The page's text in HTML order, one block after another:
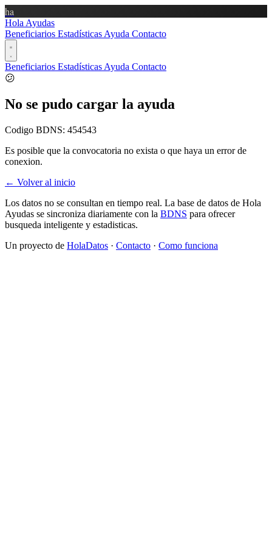
ha
Hola Ayudas
Beneficiarios Estadísticas Ayuda Contacto
Beneficiarios Estadísticas Ayuda Contacto
😕
No se pudo cargar la ayuda
Codigo BDNS: 454543
Es posible que la convocatoria no exista o que haya un error de
conexion.
← Volver al inicio
Los datos no se consultan en tiempo real. La base de datos de Hola
Ayudas se sincroniza diariamente con la BDNS para ofrecer
busqueda inteligente y estadisticas.
Un proyecto de HolaDatos · Contacto · Como funciona